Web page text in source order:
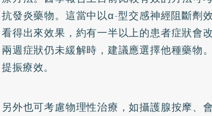
抗發炎藥物。這當中以α-型交感神經阻斷劑
看得出來效果，約有一半以上的患者症狀會
兩週症狀仍未緩解時，建議應選擇他種藥物
提振療效。
另外也可考慮物理性治療，如攝護腺按摩、